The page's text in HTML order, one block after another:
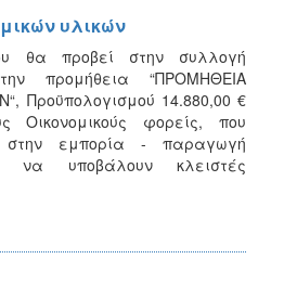
υλικών
θα προβεί στην συλλογή
προμήθεια “ΠΡΟΜΗΘΕΙΑ
Προϋπολογισμού 14.880,00 €
Οικονομικούς φορείς, που
στην εμπορία - παραγωγή
να υποβάλουν κλειστές